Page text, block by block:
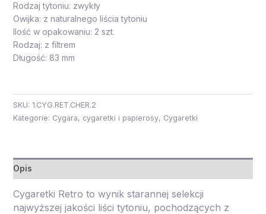
Rodzaj tytoniu: zwykły
Owijka: z naturalnego liścia tytoniu
Ilość w opakowaniu: 2 szt.
Rodzaj: z filtrem
Długość: 83 mm
SKU: 1.CYG.RET.CHER.2
Kategorie: Cygara, cygaretki i papierosy, Cygaretki
Opis
Cygaretki Retro to wynik starannej selekcji
najwyższej jakości liści tytoniu, pochodzących z